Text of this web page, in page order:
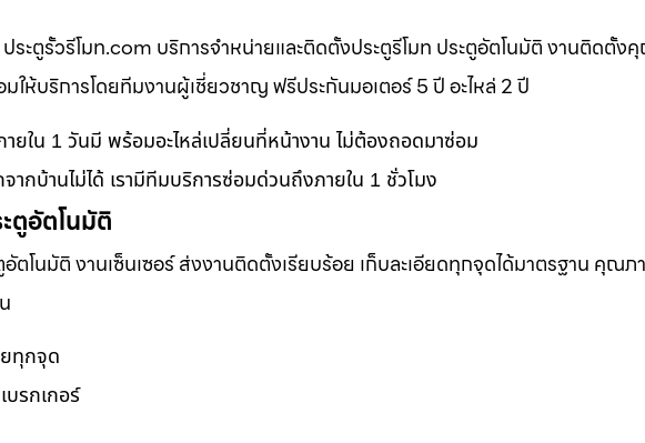
ระตูรั้วรีโมท.com บริการจำหน่ายและติดตั้งประตูรีโมท ประตูอัตโนมัติ งานติดตั้
ให้บริการโดยทีมงานผู้เชี่ยวชาญ ฟรีประกันมอเตอร์ 5 ปี อะไหล่ 2 ปี
ยใน 1 วันมี พร้อมอะไหล่เปลี่ยนที่หน้างาน ไม่ต้องถอดมาซ่อม
กบ้านไม่ได้ เรามีทีมบริการซ่อมด่วนถึงภายใน 1 ชั่วโมง
ตูอัตโนมัติ
ตโนมัติ งานเซ็นเซอร์ ส่งงานติดตั้งเรียบร้อย เก็บละเอียดทุกจุดได้มาตรฐาน คุณภ
ทุกจุด
รกเกอร์